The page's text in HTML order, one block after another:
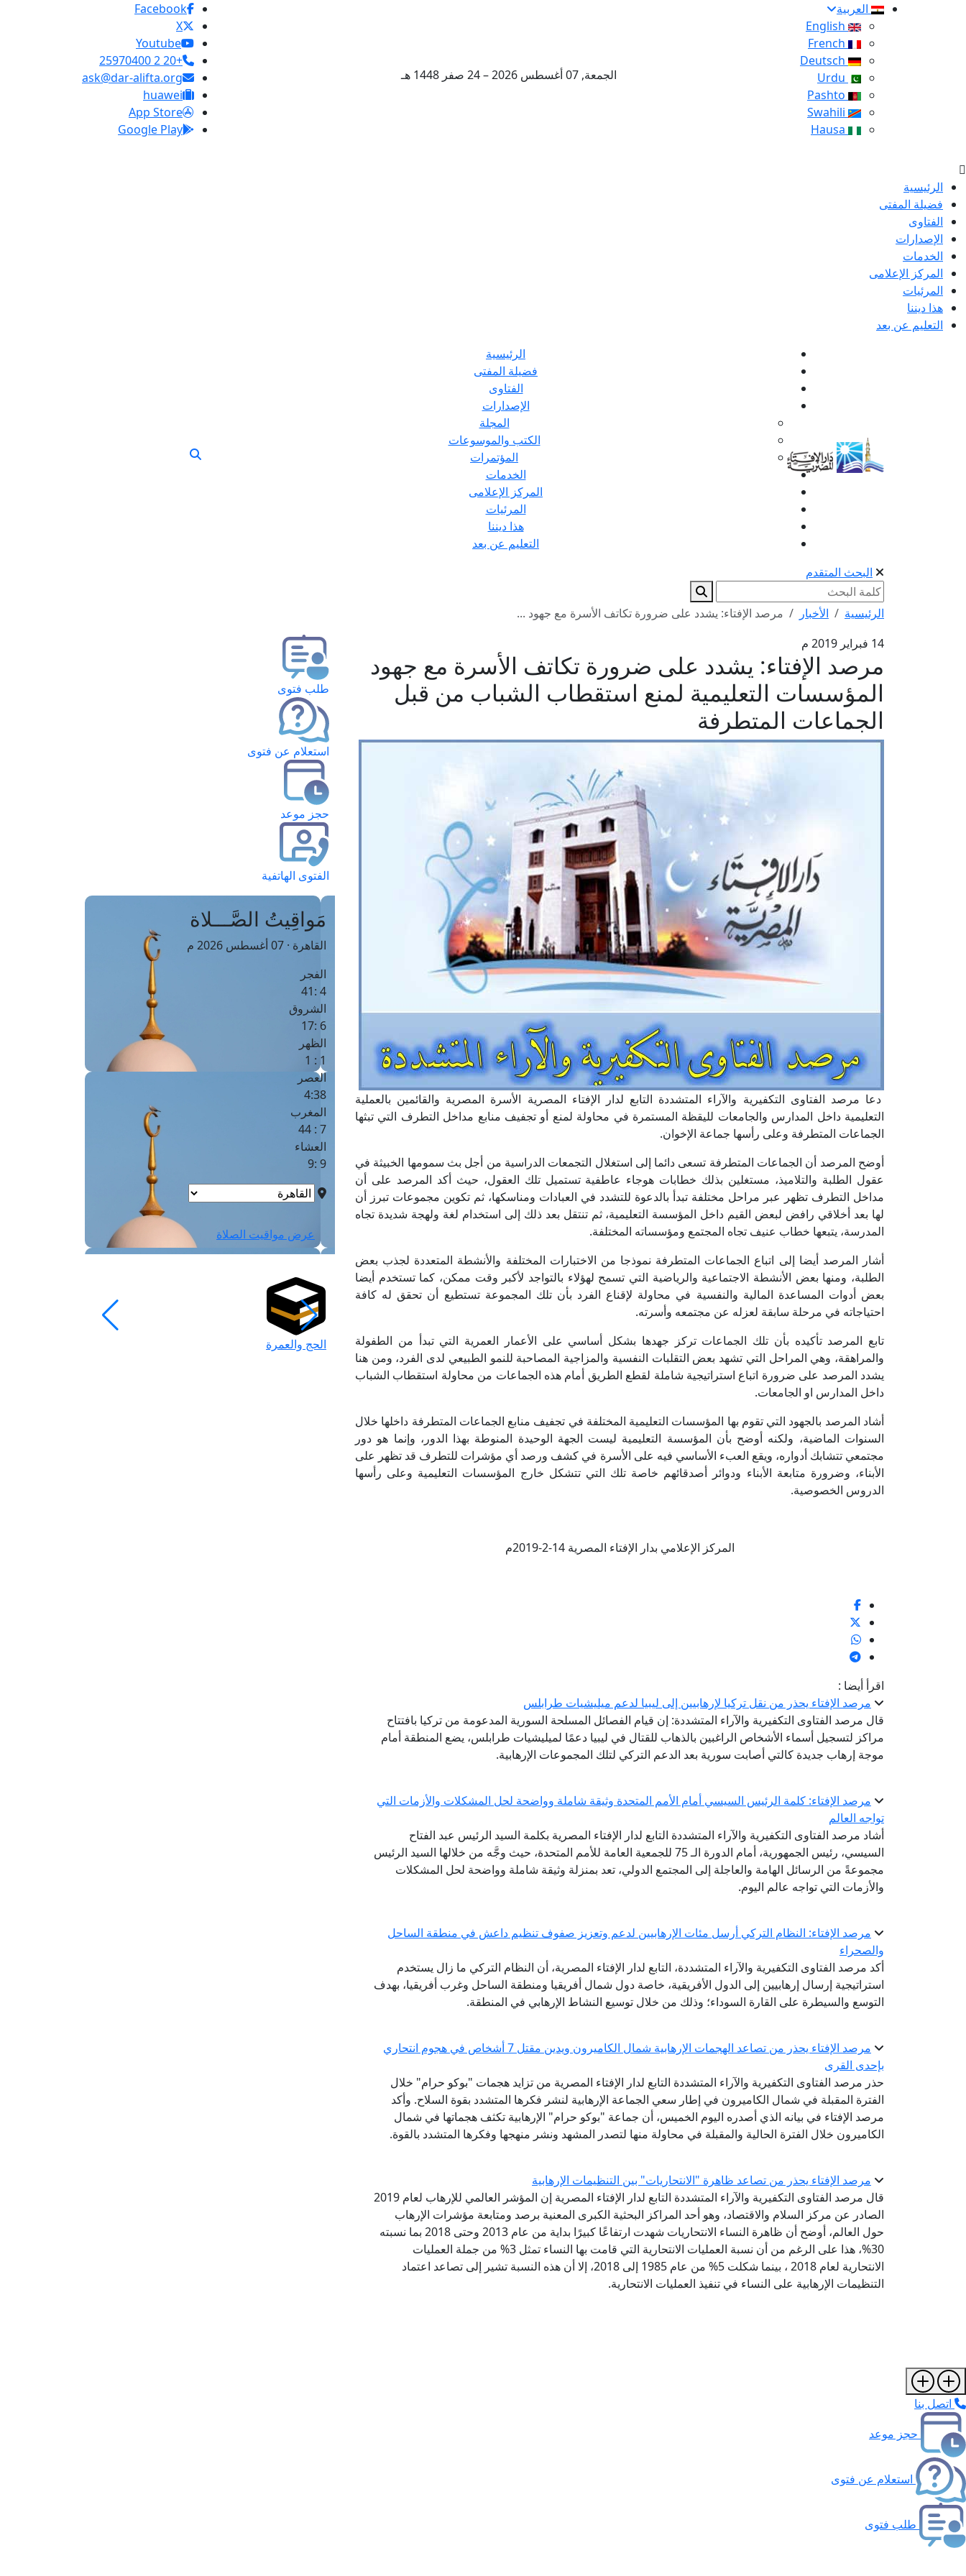
العربية
الجمعة, 07 أغسطس 2026 – 24 صفر 1448 هـ
Facebook
X
Youtube
+20 2 25970400
ask@dar-alifta.org
huawei
App Store
Google Play
الرئيسية
فضيلة المفتى
الفتاوى
الإصدارات
الخدمات
المركز الإعلامى
المرئيات
هذا ديننا
التعليم عن بعد
الرئيسية
فضيلة المفتى
الفتاوى
الإصدارات
المجلة
الكتب والموسوعات
المؤتمرات
الخدمات
المركز الإعلامى
المرئيات
هذا ديننا
التعليم عن بعد
البحث المتقدم
الرئيسية الأخبار
مرصد الإفتاء: يشدد على ضرورة تكاتف الأسرة مع جهود ...
14 فبراير 2019 م
مرصد الإفتاء: يشدد على ضرورة تكاتف الأسرة مع جهود
المؤسسات التعليمية لمنع استقطاب الشباب من قبل
الجماعات المتطرفة
دعا مرصد الفتاوى التكفيرية والآراء المتشددة التابع لدار الإفتاء المصرية الأسرة المصرية والقائمين بالعملية
التعليمية داخل المدارس والجامعات لليقظة المستمرة في محاولة لمنع أو تجفيف منابع مداخل التطرف التي تبثها
الجماعات المتطرفة وعلى رأسها جماعة الإخوان.
أوضح المرصد أن الجماعات المتطرفة تسعى دائما إلى استغلال التجمعات الدراسية من أجل بث سمومها الخبيثة في
عقول الطلبة والتلاميذ، مستغلين بذلك خطابات هوجاء عاطفية تستميل تلك العقول، حيث أكد المرصد على أن
مداخل التطرف تظهر عبر مراحل مختلفة تبدأ بالدعوة للتشدد في العبادات ومناسكها، ثم تكوين مجموعات تبرز أن
لها بعد أخلاقي رافض لبعض القيم داخل المؤسسة التعليمية، ثم تنتقل بعد ذلك إلى استخدام لغة ولهجة شديدة تجاه
المدرسة، يتبعها خطاب عنيف تجاه المجتمع ومؤسساته المختلفة.
أشار المرصد أيضا إلى اتباع الجماعات المتطرفة نموذجا من الاختبارات المختلفة والأنشطة المتعددة لجذب بعض
الطلبة، ومنها بعض الأنشطة الاجتماعية والرياضية التي تسمح لهؤلاء بالتواجد لأكبر وقت ممكن، كما تستخدم أيضا
بعض أدوات المساعدة المالية والنفسية في محاولة لإقناع الفرد بأن تلك المجموعة تستطيع أن تحقق له كافة
احتياجاته في مرحلة سابقة لعزله عن مجتمعه وأسرته.
تابع المرصد تأكيده بأن تلك الجماعات تركز جهدها بشكل أساسي على الأعمار العمرية التي تبدأ من الطفولة
والمراهقة، وهي المراحل التي تشهد بعض التقلبات النفسية والمزاجية المصاحبة للنمو الطبيعي لدى الفرد، ومن هنا
يشدد المرصد على ضرورة اتباع استراتيجية شاملة لقطع الطريق أمام هذه الجماعات من محاولة استقطاب الشباب
داخل المدارس او الجامعات.
أشاد المرصد بالجهود التي تقوم بها المؤسسات التعليمية المختلفة في تجفيف منابع الجماعات المتطرفة داخلها خلال
السنوات الماضية، ولكنه أوضح بأن المؤسسة التعليمية ليست الجهة الوحيدة المنوطة بهذا الدور، وإنما هو دور
مجتمعي تتشابك أدواره، ويقع العبء الأساسي فيه على الأسرة في كشف ورصد أي مؤشرات للتطرف قد تظهر على
الأبناء، وضرورة متابعة الأبناء ودوائر أصدقائهم خاصة تلك التي تتشكل خارج المؤسسات التعليمية وعلى رأسها
الدروس الخصوصية.
المركز الإعلامي بدار الإفتاء المصرية 14-2-2019م
اقرأ أيضا :
مرصد الإفتاء يحذر من نقل تركيا لإرهابيين إلى ليبيا لدعم ميليشيات طرابلس
قال مرصد الفتاوى التكفيرية والآراء المتشددة: إن قيام الفصائل المسلحة السورية المدعومة من تركيا بافتتاح
مراكز لتسجيل أسماء الأشخاص الراغبين بالذهاب للقتال في ليبيا دعمًا لميليشيات طرابلس، يضع المنطقة أمام
موجة إرهاب جديدة كالتي أصابت سورية بعد الدعم التركي لتلك المجموعات الإرهابية.
مرصد الإفتاء: كلمة الرئيس السيسي أمام الأمم المتحدة وثيقة شاملة وواضحة لحل المشكلات والأزمات التي
تواجه العالم
أشاد مرصد الفتاوى التكفيرية والآراء المتشددة التابع لدار الإفتاء المصرية بكلمة السيد الرئيس عبد الفتاح
السيسي، رئيس الجمهورية، أمام الدورة الـ 75 للجمعية العامة للأمم المتحدة، حيث وجَّه من خلالها السيد الرئيس
مجموعةً من الرسائل الهامة والعاجلة إلى المجتمع الدولي، تعد بمنزلة وثيقة شاملة وواضحة لحل المشكلات
والأزمات التي تواجه عالم اليوم.
مرصد الإفتاء: النظام التركي أرسل مئات الإرهابيين لدعم وتعزيز صفوف تنظيم داعش في منطقة الساحل
والصحراء
أكد مرصد الفتاوى التكفيرية والآراء المتشددة، التابع لدار الإفتاء المصرية، أن النظام التركي ما زال يستخدم
استراتيجية إرسال إرهابيين إلى الدول الأفريقية، خاصة دول شمال أفريقيا ومنطقة الساحل وغرب أفريقيا، بهدف
التوسع والسيطرة على القارة السوداء؛ وذلك من خلال توسيع النشاط الإرهابي في المنطقة.
مرصد الإفتاء يحذر من تصاعد الهجمات الإرهابية شمال الكاميرون ويدين مقتل 7 أشخاص في هجوم انتحاري
بإحدى القرى
حذر مرصد الفتاوى التكفيرية والآراء المتشددة التابع لدار الإفتاء المصرية من تزايد هجمات "بوكو حرام" خلال
الفترة المقبلة في شمال الكاميرون في إطار سعي الجماعة الإرهابية لنشر فكرها المتشدد بقوة السلاح. وأكد
مرصد الإفتاء في بيانه الذي أصدره اليوم الخميس، أن جماعة "بوكو حرام" الإرهابية تكثف هجماتها في شمال
الكاميرون خلال الفترة الحالية والمقبلة في محاولة منها لتصدر المشهد ونشر منهجها وفكرها المتشدد بالقوة.
مرصد الإفتاء يحذر من تصاعد ظاهرة "الانتحاريات" بين التنظيمات الإرهابية
قال مرصد الفتاوى التكفيرية والآراء المتشددة التابع لدار الإفتاء المصرية إن المؤشر العالمي للإرهاب لعام 2019
الصادر عن مركز السلام والاقتصاد، وهو أحد المراكز البحثية الكبرى المعنية برصد ومتابعة مؤشرات الإرهاب
حول العالم، أوضح أن ظاهرة النساء الانتحاريات شهدت ارتفاعًا كبيرًا بداية من عام 2013 وحتى 2018 بما نسبته
30%، هذا على الرغم من أن نسبة العمليات الانتحارية التي قامت بها النساء تمثل 3% من جملة العمليات
الانتحارية لعام 2018 ، بينما شكلت 5% من عام 1985 إلى 2018، إلا أن هذه النسبة تشير إلى تصاعد اعتماد
التنظيمات الإرهابية على النساء في تنفيذ العمليات الانتحارية.
طلب فتوى
استعلام عن فتوى
حجز موعد
الفتوى الهاتفية
مَواقِيتُ الصَّـــلاة
القاهرة · 07 أغسطس 2026 م
الفجر
4 :41
الشروق
6 :17
الظهر
1 : 1
العصر
4:38
المغرب
7 : 44
العشاء
9 :9
عرض مواقيت الصلاة
الحج والعمرة
اتصل بنا
حجز موعد
استعلام عن فتوى
طلب فتوى